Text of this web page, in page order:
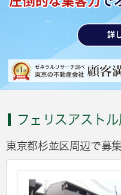
フェリスアスト
東京都杉並区周辺で募